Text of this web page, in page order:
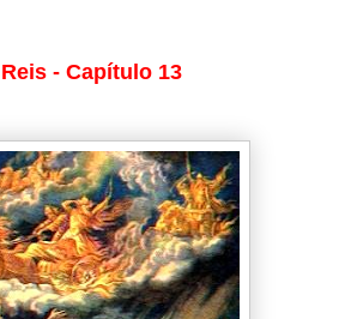
- Capítulo 13